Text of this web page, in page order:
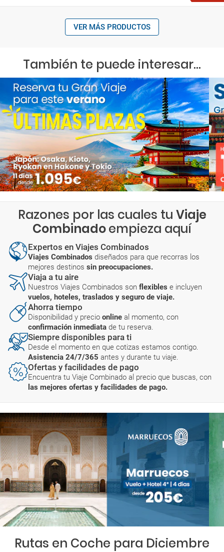
VER MÁS PRODUCTOS
También te puede interesar...
Razones por las cuales tu Viaje
Combinadoempieza aquí
Expertos en Viajes Combinados
Viajes Combinados diseñados para que recorras los
mejores destinos sin preocupaciones.
Viaja a tu aire
Nuestros Viajes Combinados son flexibles e incluyen
vuelos, hoteles, traslados y seguro de viaje.
Ahorra tiempo
Disponibilidad y precio online al momento, con
confirmación inmediata de tu reserva.
Siempre disponibles para ti
Desde el momento en que cotizas estamos contigo.
Asistencia 24/7/365 antes y durante tu viaje.
Ofertas y facilidades de pago
Encuentra tu Viaje Combinado al precio que buscas, con
las mejores ofertas y facilidades de pago.
Rutas en Coche para Diciembre